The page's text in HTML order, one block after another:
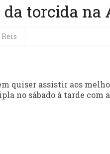
torcida na
quiser assistir aos
no sábado à tarde com